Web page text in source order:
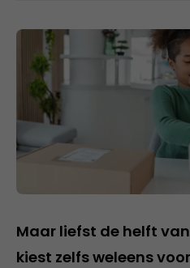
Maar liefst de helft
kiest zelfs weleens